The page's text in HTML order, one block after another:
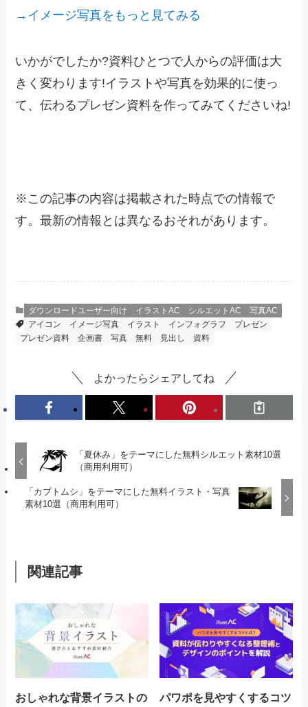
→イメージ写真をもっと見てみる
いかがでしたか?資料ひとつで人からの評価は大
きく変わります!イラストや写真を効果的に使っ
て、伝わるプレゼン資料を作ってみてくださいね!
※ この記事の内容は掲載された時点での情報で
す。最新の情報とは異なるおそれがあります。
ダウンロードユーザー向け イラストAC シルエットAC
写真AC
アイコン
イメージ写真 イラスト インフォグラフ
プレゼン
プレゼン資料
企画書 写真 無料 見出し 資料
よかったらシェアしてね
「夏休み」をテーマにした無料シルエット素材10選
（商用利用可）
「カブトムシ」をテーマにした無料イラスト・写真
素材10選（商用利用可）
関連記事
おしゃれな背景イラストの
パワポを見やすくするコツ